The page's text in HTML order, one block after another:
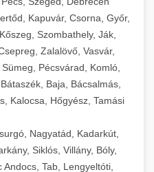
Kapuvár, Csorna, Győr,
Szombathely, Ják,
Zalalövő, Vasvár,
Pécsvárad, Komló,
Baja, Bácsalmás,
Kalocsa, Hőgyész, Tamási
Nagyatád, Kadarkút,
Siklós, Villány, Bóly,
Tab, Lengyeltóti,